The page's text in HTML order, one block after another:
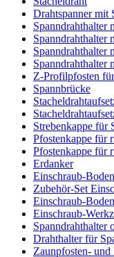
Drahtspanner mit
Spanndrahthalter
Spanndrahthalter
Spanndrahthalter
Spanndrahthalter
Z-Profilpfosten
Spannbrücke
Strebenkappe für
Pfostenkappe für
Pfostenkappe für
Erdanker
Einschraub-
Zubehör-Set
Einschraub-
Einschraub-
Spanndrahthalter
Drahthalter für
Zaunpfosten-